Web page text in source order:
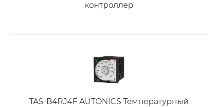
контроллер
TAS-B4RJ4F AUTONICS Температурный